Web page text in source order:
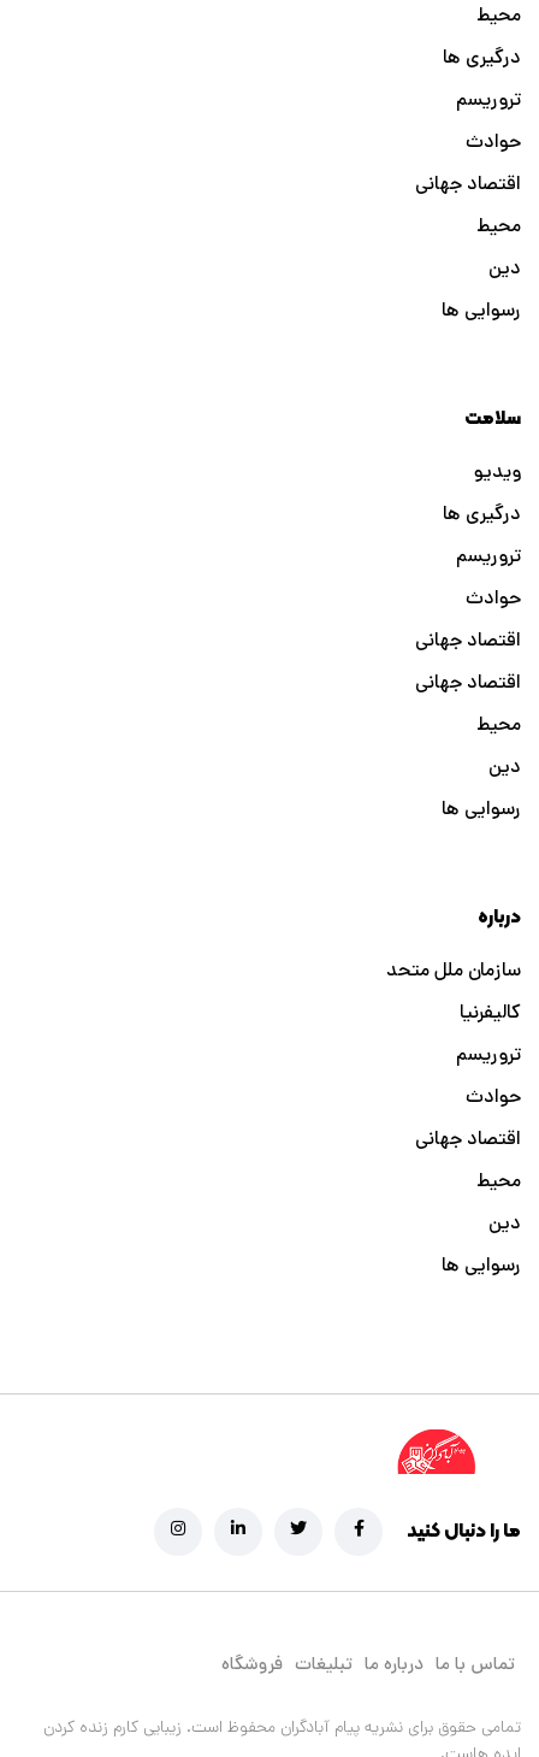
محیط
درگیری ها
تروریسم
حوادث
اقتصاد جهانی
محیط
دین
رسوایی ها
سلامت
ویدیو
درگیری ها
تروریسم
حوادث
اقتصاد جهانی
اقتصاد جهانی
محیط
دین
رسوایی ها
درباره
سازمان ملل متحد
کالیفرنیا
تروریسم
حوادث
اقتصاد جهانی
محیط
دین
رسوایی ها
ما را دنبال کنید
تماس با ما درباره ما تبلیغات فروشگاه
تمامی حقوق برای نشریه پیام آبادگران محفوظ است. زیبایی کارم زنده کردن